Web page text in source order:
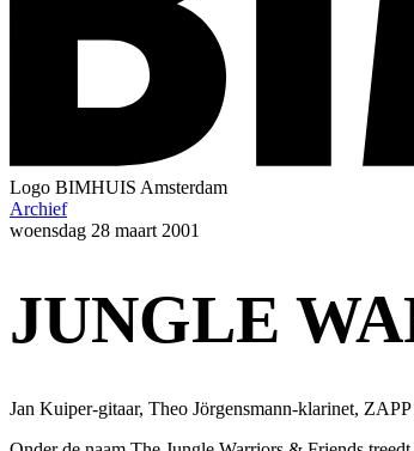
Logo BIMHUIS Amsterdam
Archief
woensdag 28 maart 2001
JUNGLE
Jan Kuiper-gitaar, Theo Jörgensmann-klarinet,